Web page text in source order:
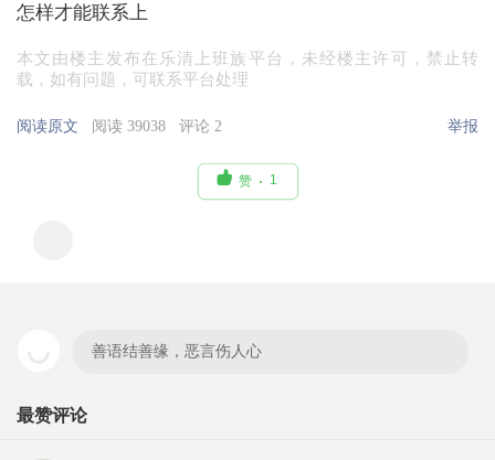
怎样才能联系上
本文由楼主发布在乐清上班族平台，未经楼主许可，禁止转
载，如有问题，可联系平台处理
阅读原文 阅读 39038 评论 2 举报
 赞 1
善语结善缘，恶言伤人心
最赞评论